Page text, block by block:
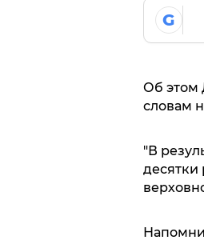
G
Об этом
словам
"В
десятки